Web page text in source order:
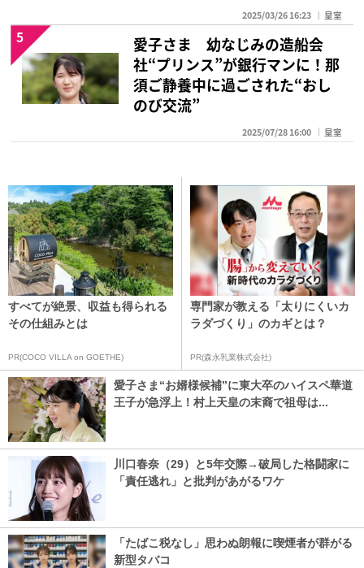
2025/03/26 16:23 皇室
愛子さま 幼なじみの造船会
社“プリンス”が銀行マンに！那
須ご静養中に過ごされた“おし
のび交流”
2025/07/28 16:00 皇室
5
すべてが絶景、収益も得られる
その仕組みとは
PR(COCO VILLA on GOETHE)
専門家が教える「太りにくいカ
ラダづくり」のカギとは？
PR(森永乳業株式会社)
愛子さま“お婿様候補”に東大卒のハイスペ華道
王子が急浮上！村上天皇の末裔で祖母は...
川口春奈（29）と5年交際→破局した格闘家に
「責任逃れ」と批判があがるワケ
「たばこ税なし」思わぬ朗報に喫煙者が群がる
新型タバコ